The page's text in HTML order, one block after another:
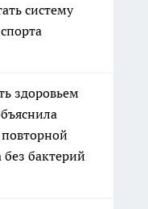
систему
здоровьем
бактерий